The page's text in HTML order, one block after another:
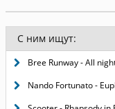
С ним ищут:
Bree Runway - All
Nando Fortunato -